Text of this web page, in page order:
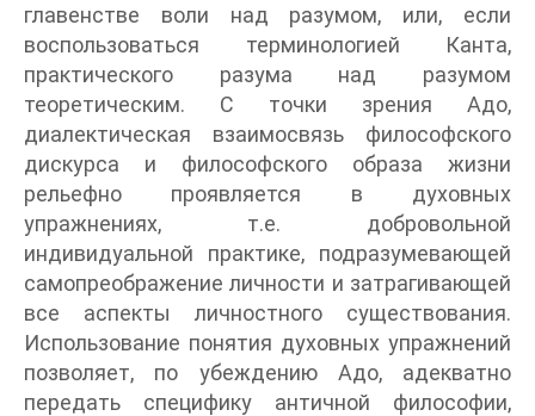
главенстве воли над разумом, или, если
воспользоваться терминологией Канта,
практического разума над разумом
теоретическим. С точки зрения Адо,
диалектическая взаимосвязь философского
дискурса и философского образа жизни
рельефно проявляется в духовных
упражнениях, т.е. добровольной
индивидуальной практике, подразумевающей
самопреображение личности и затрагивающей
все аспекты личностного существования.
Использование понятия духовных упражнений
позволяет, по убеждению Адо, адекватно
передать специфику античной философии,